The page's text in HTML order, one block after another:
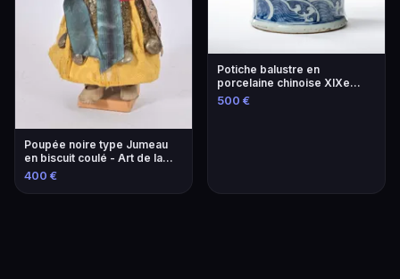
Poupée noire type Jumeau
en biscuit coulé - Art de la
céramique
400 €
Potiche balustre en
porcelaine chinoise XIXe
siècle
500 €